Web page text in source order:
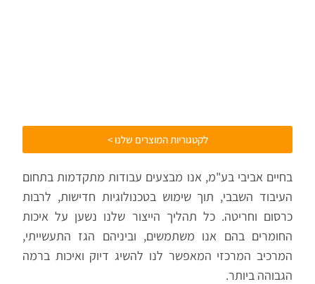
לקטגוריות המוצרים שלנו >
בחיים אביבי בע"מ, אנו מבצעים עבודות מתקדמות בתחום
העיבוד השבבי, תוך שימוש בטכנולוגיות חדישות, לרבות
כרסום וחריטה. כל תהליך הייצור שלנו נשען על איכות
החומרים בהם אנו משתמשים, וביניהם הגז התעשייתי,
המרכיב המרכזי המאפשר לנו להשיג דיוק ואיכות ברמה
הגבוהה ביותר.